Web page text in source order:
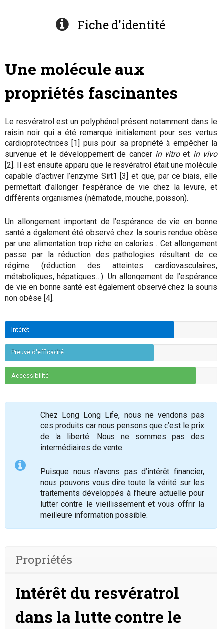
Fiche d'identité
Une molécule aux
propriétés fascinantes
Le resvératrol est un polyphénol présent notamment dans le
raisin noir qui a été remarqué initialement pour ses vertus
cardioprotectrices [1] puis pour sa propriété à empêcher la
survenue et le développement de cancer in vitroet in vivo
[2]. Il est ensuite apparu que le resvératrol était une molécule
capable d’activer l’enzyme Sirt1 [3] et que, par ce biais, elle
permettait d’allonger l’espérance de vie chez la levure, et
différents organismes (nématode, mouche, poisson).
Un allongement important de l’espérance de vie en bonne
santé a également été observé chez la souris rendue obèse
par une alimentation trop riche en calories . Cet allongement
passe par la réduction des pathologies résultant de ce
régime (réduction des atteintes cardiovasculaires,
métaboliques, hépatiques…). Un allongement de l’espérance
de vie en bonne santé est également observé chez la souris
non obèse [4].
Intérêt
Preuve d'efficacité
Accessibilité
Chez Long Long Life, nous ne vendons pas
ces produits car nous pensons que c’est le prix
de la liberté. Nous ne sommes pas des
intermédiaires de vente.
Puisque nous n’avons pas d’intérêt financier,
nous pouvons vous dire toute la vérité sur les
traitements développés à l’heure actuelle pour
lutter contre le vieillissement et vous offrir la
meilleure information possible.
Propriétés
Intérêt du resvératrol
dans la lutte contre le